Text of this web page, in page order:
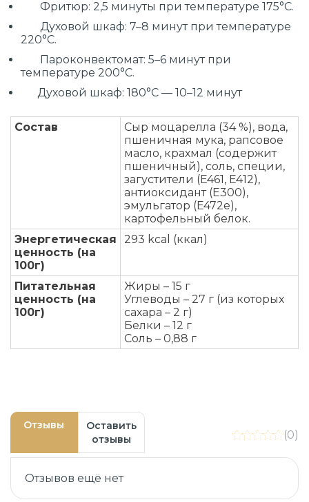
Фритюр: 2,5 минуты при температуре 175°C.
Духовой шкаф: 7–8 минут при температуре
220°C.
Пароконвектомат: 5–6 минут при
температуре 200°C.
Духовой шкаф: 180°C — 10–12 минут
Состав
Сыр моцарелла (34 %), вода,
пшеничная мука, рапсовое
масло, крахмал (содержит
пшеничный), соль, специи,
загустители (E461, E412),
антиоксидант (E300),
эмульгатор (E472e),
картофельный белок.
Энергетическая
ценность (на
100г)
293 kcal (ккал)
Питательная
ценность (на
100г)
Жиры – 15 г
Углеводы – 27 г (из которых
сахара – 2 г)
Белки – 12 г
Соль – 0,88 г
Отзывы
Оставить
отзывы
(0)
Отзывов ещё нет